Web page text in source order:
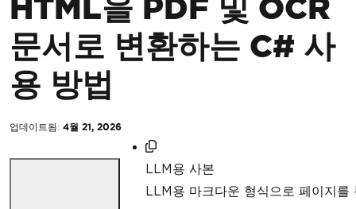
HTML을 PDF 및 OCR
문서로 변환하는 C# 사
용 방법
업데이트됨: 4월 21, 2026
LLM용 사본
LLM용 마크다운 형식으로 페이지를